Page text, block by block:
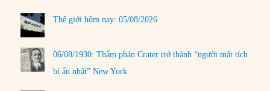
Thế giới hôm nay: 05/08/2026
06/08/1930: Thẩm phán Crater trở thành “người mất tích
bí ẩn nhất” New York